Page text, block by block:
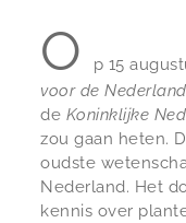
O p 15
voor de
de Koninklijke
zou gaan heten.
oudste
Nederland. Het
kennis over